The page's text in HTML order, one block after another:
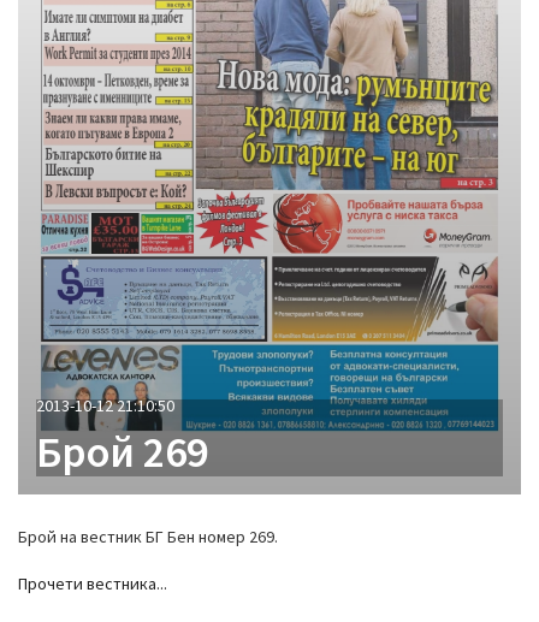
2013-10-12 21:10:50
Брой 269
Брой на вестник БГ Бен номер 269.
Прочети вестника...